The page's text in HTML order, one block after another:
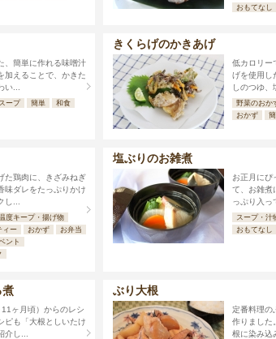
おもてなし
、簡単に作れる味噌汁
加えることで、かきた
い...
スープ 簡単 和食
きくらげのかきあげ
低カロリー
げを使用し
しのつゆ、
野菜のおか
おかず
た鶏肉に、きざみねぎ
味ダレをたっぷりかけ
し...
度キープ・揚げ物
ィー
おかず
お弁当
ント
塩ぶりのお雑煮
お正月にぴ
て、お雑煮
っぷり入っ
スープ・汁
おもてなし
煮
ヶ月頃）からのレシ
ピも「大根としいたけ
介し...
ぶり大根
定番料理の
作りました
根に染み込